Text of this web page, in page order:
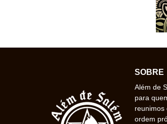
SOBRE
Além de
para
reunimos
ordem